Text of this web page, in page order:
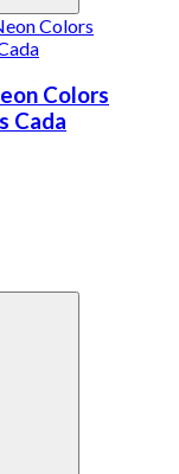
Colors
Cada